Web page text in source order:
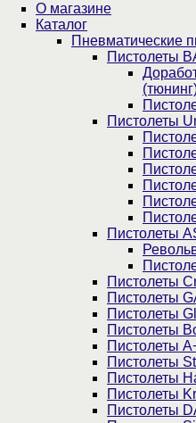
О магазине
Каталог
Пнев­ма­ти­чес­кие
Пистолеты
Пистолеты
Пистолеты
Пистолеты
Пистолеты
Пистолеты
Пистолеты
Пистолеты
Пистолеты
Пистолеты
Пистолеты
Пистолеты